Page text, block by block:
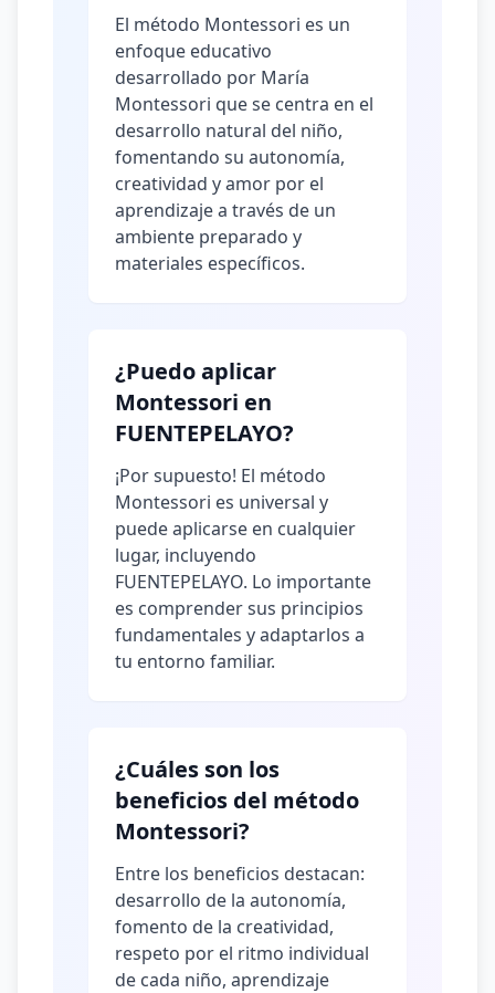
El método Montessori es un
enfoque educativo
desarrollado por María
Montessori que se centra en el
desarrollo natural del niño,
fomentando su autonomía,
creatividad y amor por el
aprendizaje a través de un
ambiente preparado y
materiales específicos.
¿Puedo aplicar
Montessori en
FUENTEPELAYO?
¡Por supuesto! El método
Montessori es universal y
puede aplicarse en cualquier
lugar, incluyendo
FUENTEPELAYO. Lo importante
es comprender sus principios
fundamentales y adaptarlos a
tu entorno familiar.
¿Cuáles son los
beneficios del método
Montessori?
Entre los beneficios destacan:
desarrollo de la autonomía,
fomento de la creatividad,
respeto por el ritmo individual
de cada niño, aprendizaje